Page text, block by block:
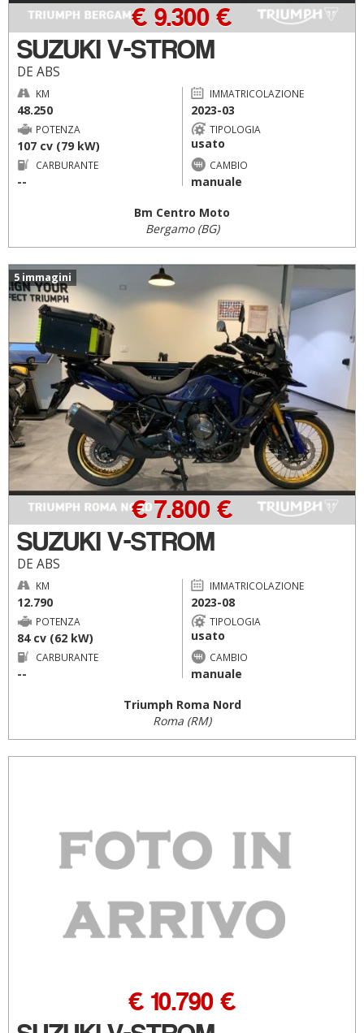
SUZUKI V-STROM
DE ABS
€ 9.300 €
KM
48.250
IMMATRICOLAZIONE
2023-03
POTENZA
107 cv (79 kW)
TIPOLOGIA
usato
CARBURANTE
--
CAMBIO
manuale
Bm Centro Moto
Bergamo (BG)
5 immagini
SUZUKI V-STROM
DE ABS
€ 7.800 €
KM
12.790
IMMATRICOLAZIONE
2023-08
POTENZA
84 cv (62 kW)
TIPOLOGIA
usato
CARBURANTE
--
CAMBIO
manuale
Triumph Roma Nord
Roma (RM)
€ 10.790 €